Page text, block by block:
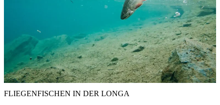
FLIEGENFISCHEN IN DER LONGA